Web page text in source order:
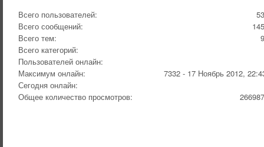
Всего пользователей:
Всего сообщений:
Всего тем:
Всего категорий:
Пользователей онлайн:
Максимум онлайн:
7332 - 17 Ноябрь 2012,
Сегодня онлайн:
Общее количество просмотров: